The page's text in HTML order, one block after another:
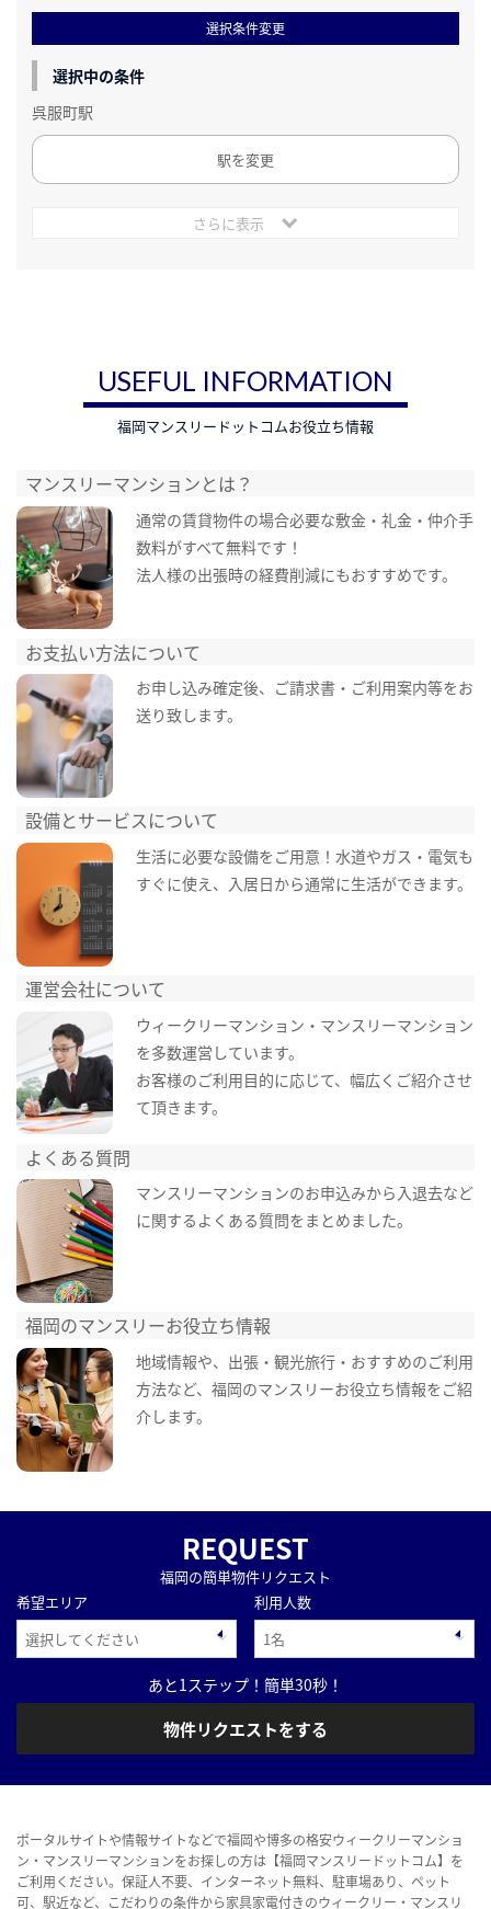
選択条件変更
選択中の条件
呉服町駅
駅を変更
さらに表示
USEFUL INFORMATION
福岡マンスリードットコムお役立ち情報
マンスリーマンションとは？
通常の賃貸物件の場合必要な敷金・礼金・仲介手
数料がすべて無料です！
法人様の出張時の経費削減にもおすすめです。
お支払い方法について
お申し込み確定後、ご請求書・ご利用案内等をお
送り致します。
設備とサービスについて
生活に必要な設備をご用意！水道やガス・電気も
すぐに使え、入居日から通常に生活ができます。
運営会社について
ウィークリーマンション・マンスリーマンション
を多数運営しています。
お客様のご利用目的に応じて、幅広くご紹介させ
て頂きます。
よくある質問
マンスリーマンションのお申込みから入退去など
に関するよくある質問をまとめました。
福岡のマンスリーお役立ち情報
地域情報や、出張・観光旅行・おすすめのご利用
方法など、福岡のマンスリーお役立ち情報をご紹
介します。
REQUEST
福岡の簡単物件リクエスト
希望エリア
利用人数
あと1ステップ！簡単30秒！
物件リクエストをする
ポータルサイトや情報サイトなどで福岡や博多の格安ウィークリーマンショ
ン・マンスリーマンションをお探しの方は【福岡マンスリードットコム】を
ご利用ください。保証人不要、インターネット無料、駐車場あり、ペット
可、駅近など、こだわりの条件から家具家電付きのウィークリー・マンスリ